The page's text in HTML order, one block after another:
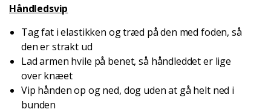
Håndledsvip
Tag fat i elastikken og træd på den med foden, så
den er strakt ud
Lad armen hvile på benet, så håndleddet er lige
over knæet
Vip hånden op og ned, dog uden at gå helt ned i
bunden